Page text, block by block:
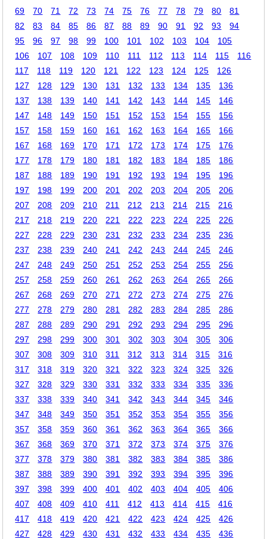
69
70 71 72 73 74 75 76 77 78 79 80
81
82
83 84 85 86 87 88 89 90 91 92 93
94
95
96 97 98 99 100 101 102 103 104
105
106
107 108 109 110 111 112 113 114 115
116
117
118 119 120 121 122 123 124 125
126
127
128 129 130 131 132 133 134 135
136
137
138 139 140 141 142 143 144 145
146
147
148 149 150 151 152 153 154 155
156
157
158 159 160 161 162 163 164 165
166
167
168 169 170 171 172 173 174 175
176
177
178 179 180 181 182 183 184 185
186
187
188 189 190 191 192 193 194 195
196
197
198 199 200 201 202 203 204 205
206
207
208 209 210 211 212 213 214 215
216
217
218 219 220 221 222 223 224 225
226
227
228 229 230 231 232 233 234 235
236
237
238 239 240 241 242 243 244 245
246
247
248 249 250 251 252 253 254 255
256
257
258 259 260 261 262 263 264 265
266
267
268 269 270 271 272 273 274 275
276
277
278 279 280 281 282 283 284 285
286
287
288 289 290 291 292 293 294 295
296
297
298 299 300 301 302 303 304 305
306
307
308 309 310 311 312 313 314 315
316
317
318 319 320 321 322 323 324 325
326
327
328 329 330 331 332 333 334 335
336
337
338 339 340 341 342 343 344 345
346
347
348 349 350 351 352 353 354 355
356
357
358 359 360 361 362 363 364 365
366
367
368 369 370 371 372 373 374 375
376
377
378 379 380 381 382 383 384 385
386
387
388 389 390 391 392 393 394 395
396
397
398 399 400 401 402 403 404 405
406
407
408 409 410 411 412 413 414 415
416
417
418 419 420 421 422 423 424 425
426
427
428 429 430 431 432 433 434 435
436